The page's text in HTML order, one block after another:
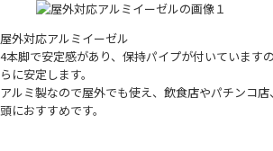
屋外対応アルミイーゼル
4本脚で安定感があり、保持パイプが付いています
らに安定します。
アルミ製なので屋外でも使え、飲食店やパチンコ
頭におすすめです。